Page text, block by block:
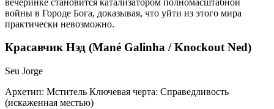
войны в Городе Бога, доказывая, что уйти из этого мира
практически невозможно.
Красавчик Нэд (Mané Galinha / Knockout Ned)
Seu Jorge
Архетип: Мститель Ключевая черта: Справедливость
(искаженная местью)